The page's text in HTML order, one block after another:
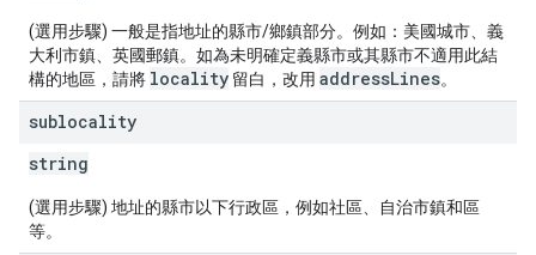
(選用步驟) 一般是指地址的縣市/鄉鎮部分。例如：美國城市、義
大利市鎮、英國郵鎮。如為未明確定義縣市或其縣市不適用此結
構的地區，請將 locality 留白，改用 addressLines。
sublocality
string
(選用步驟) 地址的縣市以下行政區，例如社區、自治市鎮和區
等。